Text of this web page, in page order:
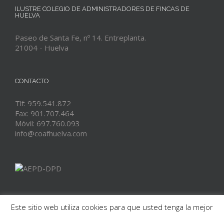
ILUSTRE COLEGIO DE ADMINISTRADORES DE FINCAS DE
HUELVA
Paseo de Santa Fe, nº 14. Entreplanta.
21004 - Huelva
CONTACTO
Tlf: 959.541.872
Fax: 901.707.464
Móvil: 697.760.093
info@coafhuelva.com
Este sitio web utiliza cookies para que usted tenga la mejor